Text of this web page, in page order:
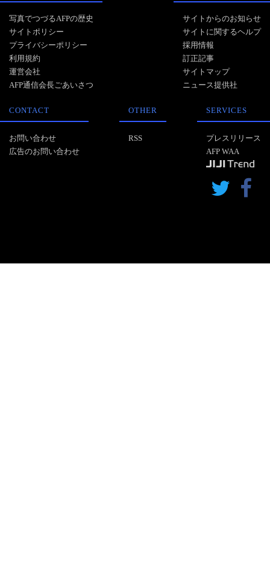
写真でつづるAFPの歴史
サイトポリシー
プライバシーポリシー
利用規約
運営会社
AFP通信会長ごあいさつ
サイトからのお知らせ
サイトに関するヘルプ
採用情報
訂正記事
サイトマップ
ニュース提供社
CONTACT
お問い合わせ
広告のお問い合わせ
OTHER
RSS
SERVICES
プレスリリース
AFP WAA